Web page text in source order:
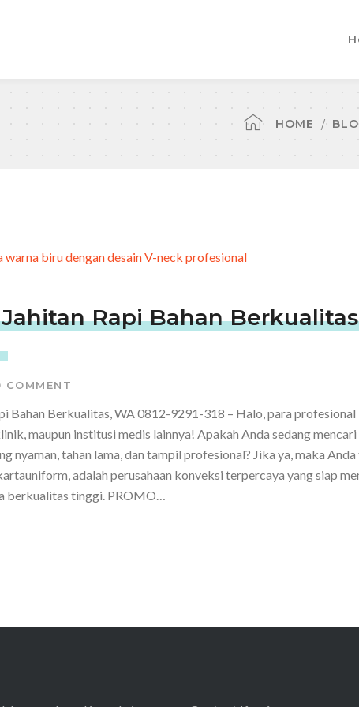
HOME
Rapi Bahan
COMMENT
Bahan Berkualitas, WA 0812-9291-318 – Halo, para profesional
maupun institusi medis lainnya! Apakah Anda sedang mencari
nyaman, tahan lama, dan tampil profesional? Jika ya, maka Anda
adalah perusahaan konveksi terpercaya yang siap
berkualitas tinggi. PROMO…